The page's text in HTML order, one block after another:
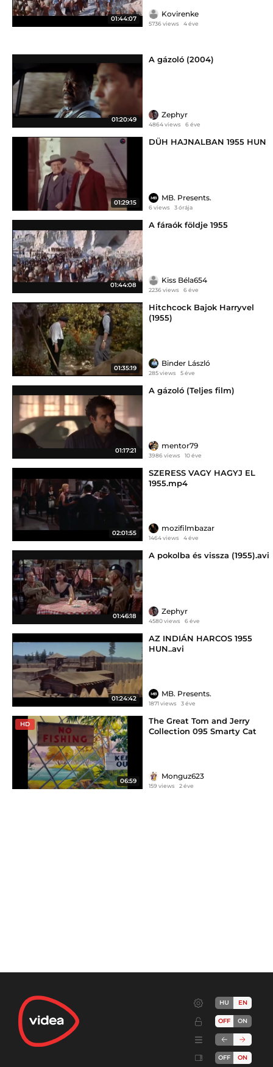
01:44:07
Kovirenke
5736 views 4 éve
01:20:49
A gázoló (2004)
Zephyr
4864 views 6 éve
01:29:15
DÜH HAJNALBAN 1955 HUN
MB. Presents.
6 views 3 órája
01:44:08
A fáraók földje 1955
Kiss Béla654
2236 views 6 éve
01:35:19
Hitchcock Bajok Harryvel
(1955)
Binder László
285 views 5 éve
01:17:21
A gázoló (Teljes film)
mentor79
3986 views 10 éve
02:01:55
SZERESS VAGY HAGYJ EL
1955.mp4
mozifilmbazar
1464 views 4 éve
01:46:18
A pokolba és vissza (1955).avi
Zephyr
4580 views 6 éve
01:24:42
AZ INDIÁN HARCOS 1955
HUN..avi
MB. Presents.
1871 views 3 éve
HD
06:59
The Great Tom and Jerry
Collection 095 Smarty Cat
Monguz623
159 views 2 éve
HU EN
OFF ON
OFF ON